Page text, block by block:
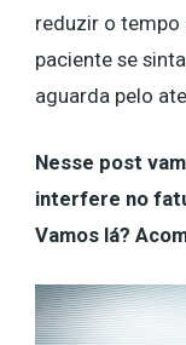
reduzir o tempo
paciente se
aguarda pelo
Nesse post
interfere no
Vamos lá?